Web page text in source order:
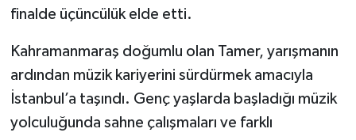
finalde üçüncülük elde etti.
Kahramanmaraş doğumlu olan Tamer, yarışmanın
ardından müzik kariyerini sürdürmek amacıyla
İstanbul’a taşındı. Genç yaşlarda başladığı müzik
yolculuğunda sahne çalışmaları ve farklı